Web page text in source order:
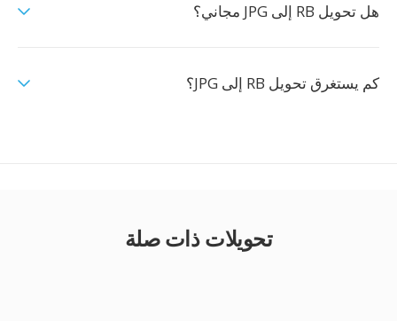
هل تحويل RB إلى JPG مجاني؟
كم يستغرق تحويل RB إلى JPG؟
تحويلات ذات صلة